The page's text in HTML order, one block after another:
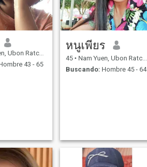
Ratchathani, Tailandia
43 - 65
หนูเพียร
45 • Nam Yuen, Ubon Ratchathani, Tailandia
Buscando: Hombre 45 - 64